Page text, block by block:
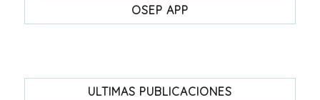
OSEP APP
ULTIMAS PUBLICACIONES